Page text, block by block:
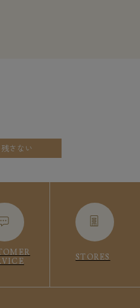
さない
STORES